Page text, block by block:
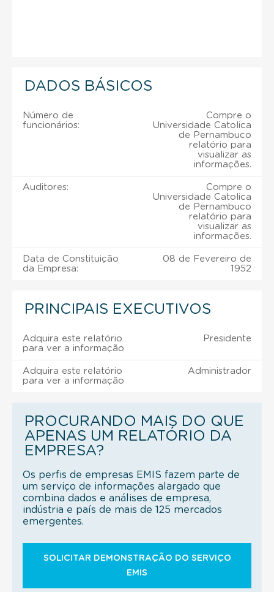
DADOS BÁSICOS
Número de
funcionários:
Compre o
Universidade Catolica
de Pernambuco
relatório para
visualizar as
informações.
Auditores:
Compre o
Universidade Catolica
de Pernambuco
relatório para
visualizar as
informações.
Data de Constituição
da Empresa:
08 de Fevereiro de
1952
PRINCIPAIS EXECUTIVOS
Adquira este relatório
para ver a informação
Presidente
Adquira este relatório
para ver a informação
Administrador
PROCURANDO MAIS DO QUE
APENAS UM RELATÓRIO DA
EMPRESA?
Os perfis de empresas EMIS fazem parte de
um serviço de informações alargado que
combina dados e análises de empresa,
indústria e país de mais de 125 mercados
emergentes.
SOLICITAR DEMONSTRAÇÃO DO SERVIÇO
EMIS